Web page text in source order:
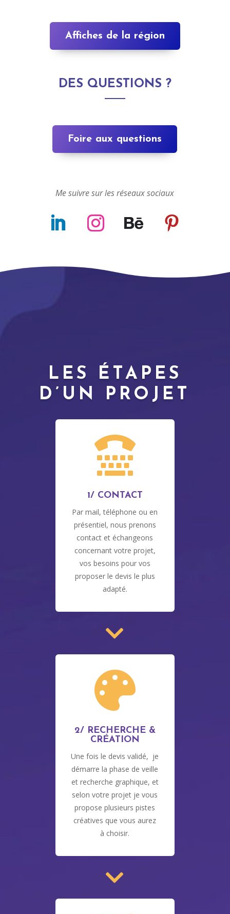
Affiches de la région
DES QUESTIONS ?
Foire aux questions
Me suivre sur les réseaux sociaux
LES ÉTAPES
D’UN PROJET

1/ CONTACT
Par mail, téléphone ou en
présentiel, nous prenons
contact et échangeons
concernant votre projet,
vos besoins pour vos
proposer le devis le plus
adapté.


2/ RECHERCHE &
CRÉATION
Une fois le devis validé, je
démarre la phase de veille
et recherche graphique, et
selon votre projet je vous
propose plusieurs pistes
créatives que vous aurez
à choisir.
